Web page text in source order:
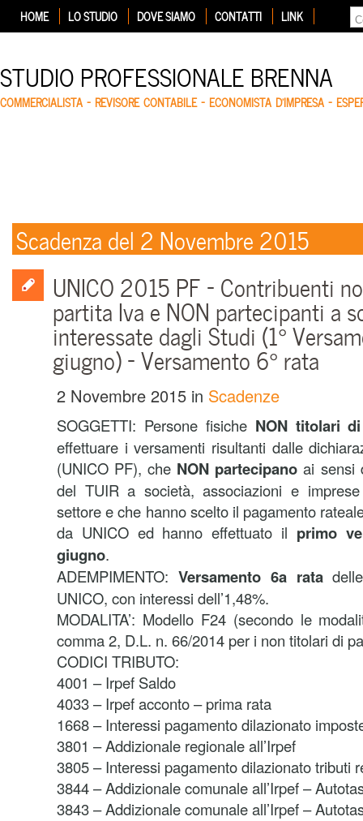
HOME LO STUDIO DOVE SIAMO CONTATTI LINK
STUDIO PROFESSIONALE BRENNA
COMMERCIALISTA – REVISORE CONTABILE – ECONOMISTA D'IMPRESA –
Scadenza del 2 Novembre 2015
UNICO 2015 PF – Contribuenti
partita Iva e NON partecipanti a
interessate dagli Studi (1°
giugno) – Versamento 6° rata
2 Novembre 2015 in Scadenze
SOGGETTI: Persone fisicheNON titolari
effettuare i versamenti risultanti dalle
(UNICO PF), che NON partecipano ai sensi
del TUIR a società, associazioni e
settore e che hanno scelto il pagamento
da UNICO ed hanno effettuato il primo
giugno.
ADEMPIMENTO: Versamento 6a ratadelle
UNICO, con interessi dell’1,48%.
MODALITA’: Modello F24 (secondo le
comma 2, D.L. n. 66/2014 per i non titolari di
CODICI TRIBUTO:
4001 – Irpef Saldo
4033 – Irpef acconto – prima rata
1668 – Interessi pagamento dilazionato
3801 – Addizionale regionale all’Irpef
3805 – Interessi pagamento dilazionato tributi
3844 – Addizionale comunale all’Irpef –
3843 – Addizionale comunale all’Irpef –